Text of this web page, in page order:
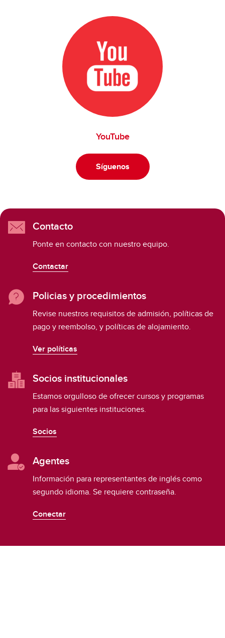
YouTube
Síguenos
Contacto
Ponte en contacto con nuestro equipo.
Contactar
Policias y procedimientos
Revise nuestros requisitos de admisión, políticas de
pago y reembolso, y políticas de alojamiento.
Ver políticas
Socios institucionales
Estamos orgulloso de ofrecer cursos y programas
para las siguientes instituciones.
Socios
Agentes
Información para representantes de inglés como
segundo idioma. Se requiere contraseña.
Conectar